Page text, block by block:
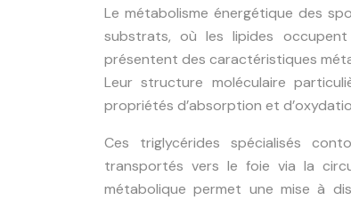
Le métabolisme énergétique des
substrats, où les lipides
présentent des caractéristiques
Leur structure moléculaire
propriétés d’absorption et
Ces triglycérides spécialisés
transportés vers le foie via la
métabolique permet une mise à